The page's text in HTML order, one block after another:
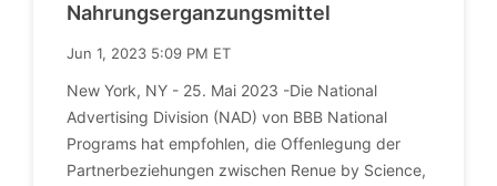
Nahrungserganzungsmittel
Jun 1, 2023 5:09 PM ET
New York, NY - 25. Mai 2023 -Die National
Advertising Division (NAD) von BBB National
Programs hat empfohlen, die Offenlegung der
Partnerbeziehungen zwischen Renue by Science,